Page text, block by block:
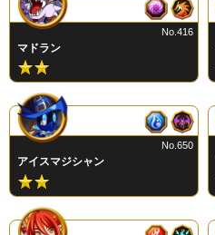
マドラン
No.416
アイスマジシャン
No.650